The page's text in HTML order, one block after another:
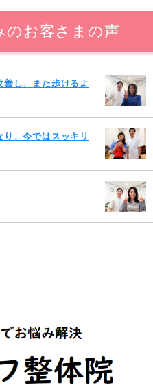
のお客さまの声
し、また歩けるよ
、今ではスッキリ